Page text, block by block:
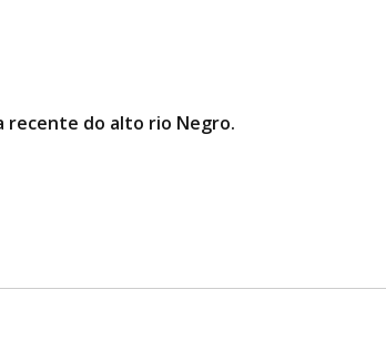
recente do alto rio Negro.